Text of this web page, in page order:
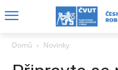
Domů Novinky